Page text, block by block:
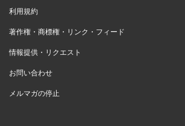
利用規約
著作権・商標権・リンク・フィード
情報提供・リクエスト
お問い合わせ
メルマガの停止